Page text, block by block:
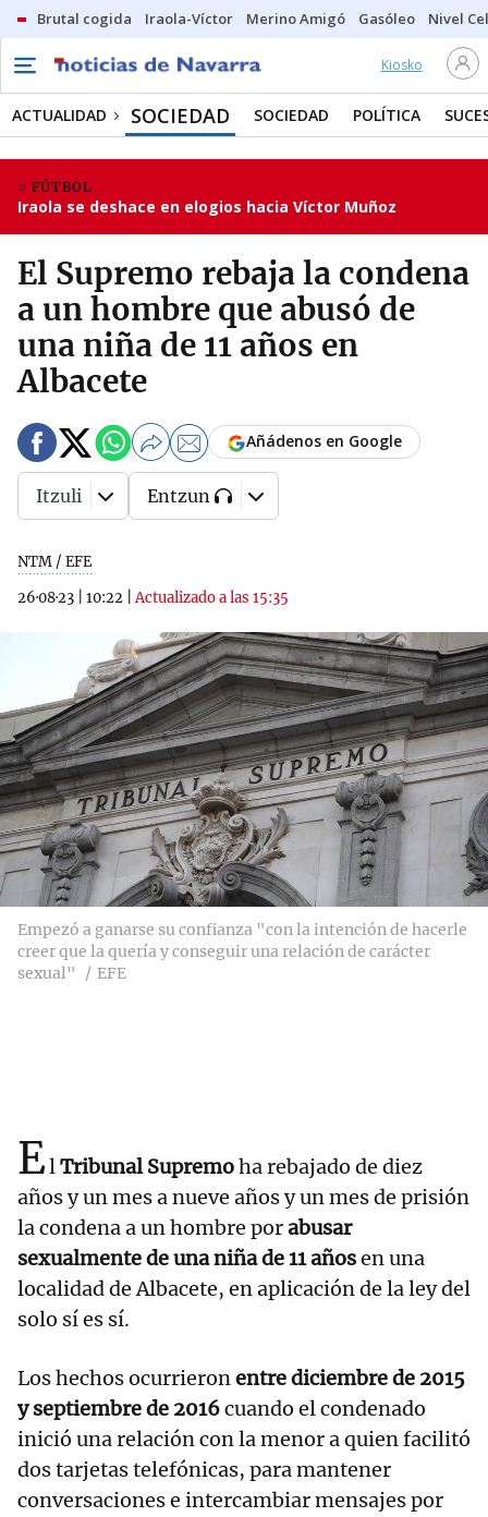
Brutal cogida Iraola-Víctor Merino Amigó Gasóleo Nivel
Kiosko
ACTUALIDAD SOCIEDAD SOCIEDAD POLÍTICA
FÚTBOL
Iraola se deshace en elogios hacia Víctor Muñoz
El Supremo rebaja la condena
a un hombre que abusó de
una niña de 11 años en
Albacete
NTM / EFE
26·08·23
10:22 |Actualizado a las 15:35
Añádenos en Google
Itzuli Entzun
Empezó a ganarse su confianza "con la intención de hacerle
creer que la quería y conseguir una relación de carácter
sexual"
EFE
ElTribunal Supremoha rebajado de diez
años y un mes a nueve años y un mes de prisión
la condena a un hombre porabusar
sexualmente de una niña de 11 añosen una
localidad de Albacete, en aplicación de la ley del
solo sí es sí.
Los hechos ocurrieronentre diciembre de 2015
y septiembre de 2016cuando el condenado
inició una relación con la menor a quien facilitó
dos tarjetas telefónicas, para mantener
conversaciones e intercambiar mensajes por